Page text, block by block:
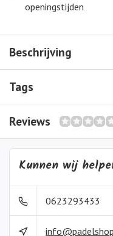
openingstijden
Beschrijving
Tags
Reviews
Kunnen wij
0623293433